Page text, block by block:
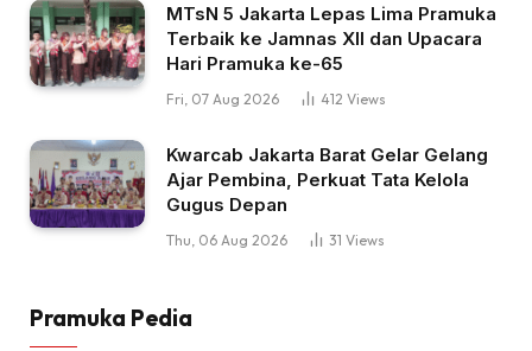
MTsN 5 Jakarta Lepas Lima Pramuka
Terbaik ke Jamnas XII dan Upacara
Hari Pramuka ke-65
Fri, 07 Aug 2026 412 Views
Kwarcab Jakarta Barat Gelar Gelang
Ajar Pembina, Perkuat Tata Kelola
Gugus Depan
Thu, 06 Aug 2026 31 Views
Pramuka Pedia